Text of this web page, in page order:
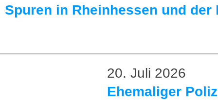
Spuren in Rheinhessen und der
20. Juli 2026
Ehemaliger